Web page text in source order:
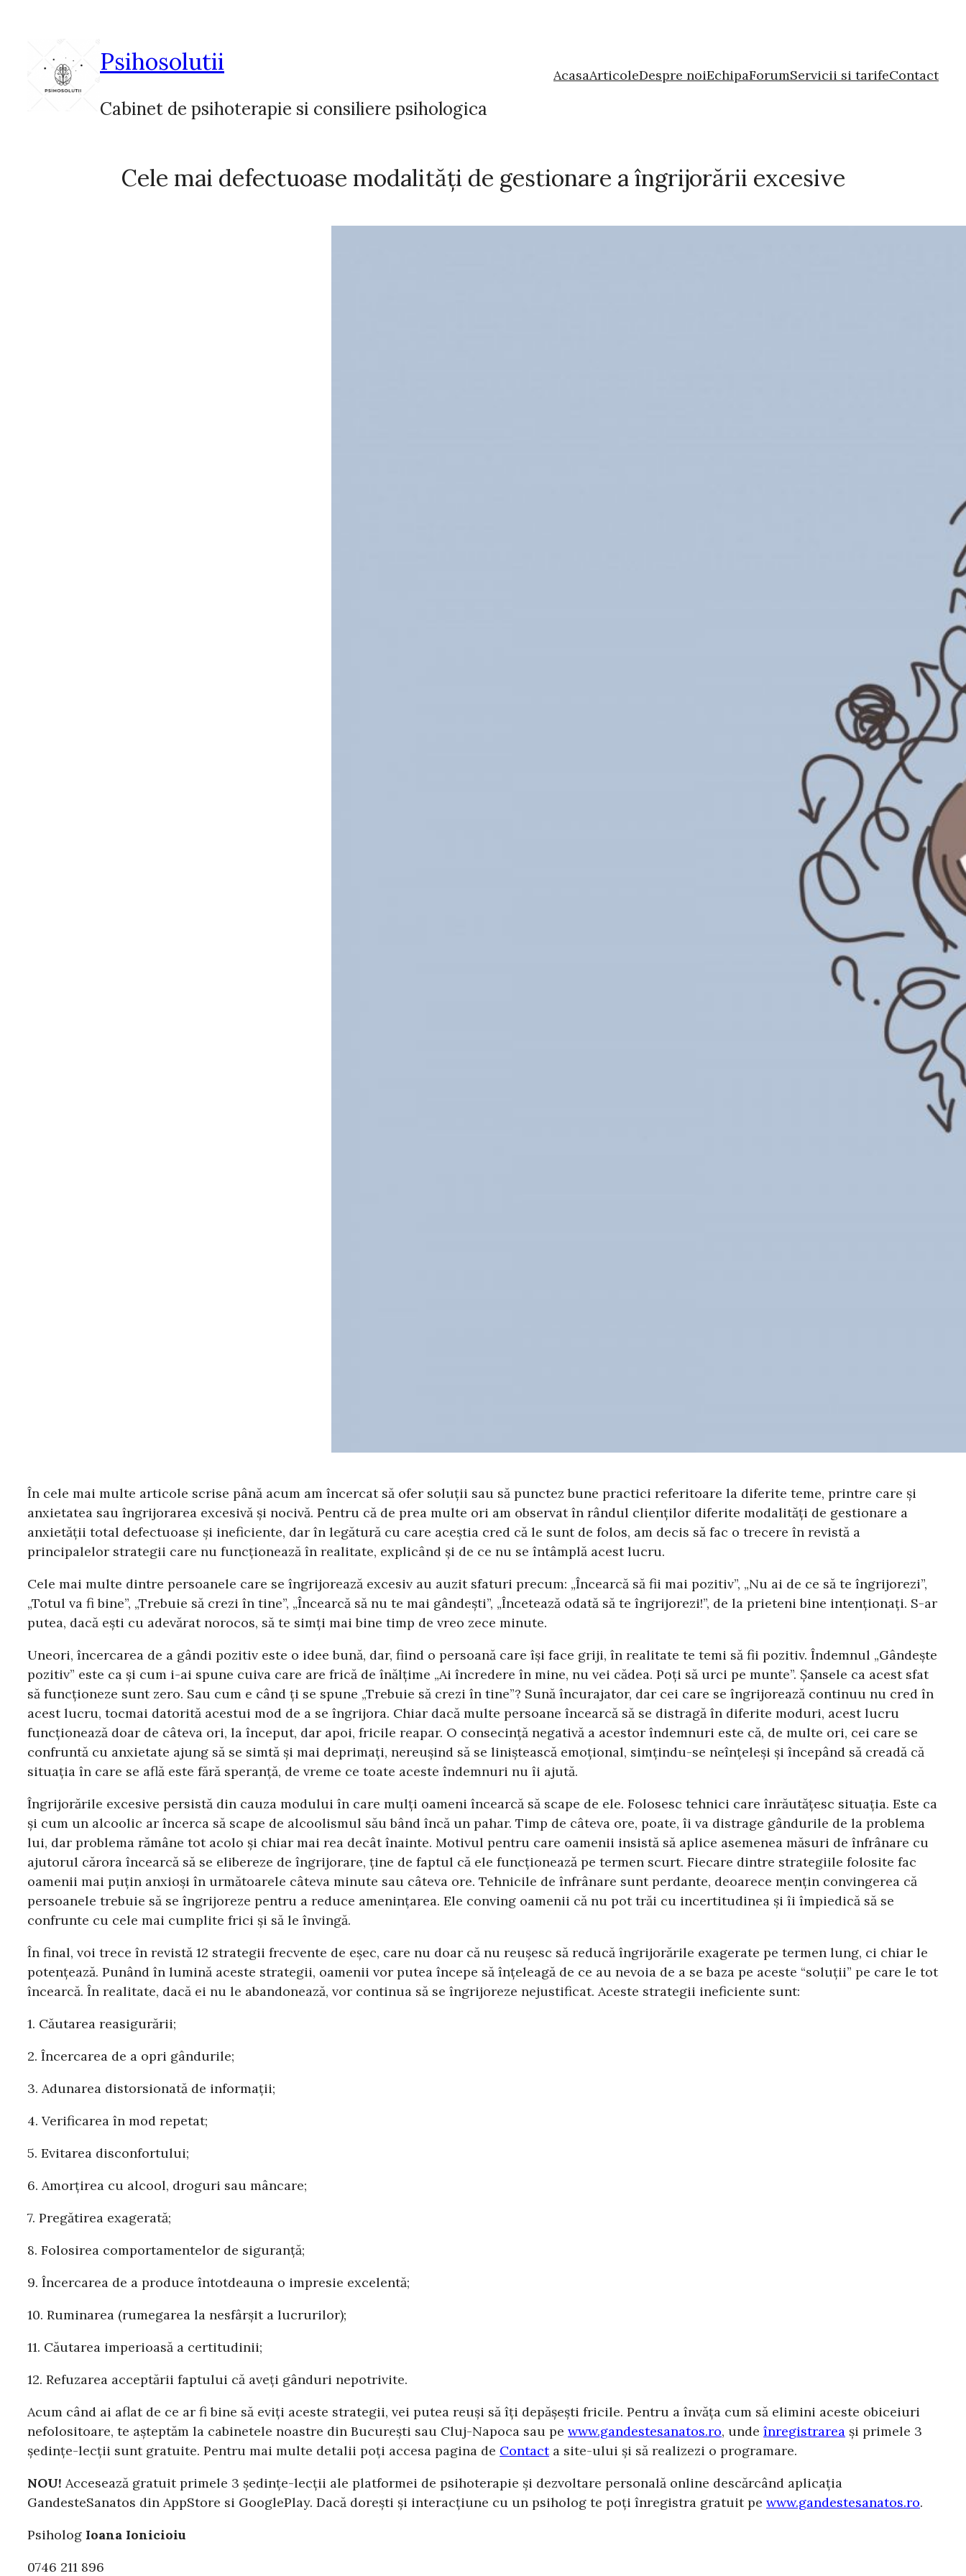
Psihosolutii
Cabinet de psihoterapie si consiliere psihologica
AcasaArticoleDespre noiEchipaForumServicii si tarifeContact
Cele mai defectuoase modalități de gestionare a îngrijorării excesive
În cele mai multe articole scrise până acum am încercat să ofer soluții sau să punctez bune practici referitoare la diferite teme, printre care și
anxietatea sau îngrijorarea excesivă și nocivă. Pentru că de prea multe ori am observat în rândul clienților diferite modalități de gestionare a
anxietății total defectuoase și ineficiente, dar în legătură cu care aceștia cred că le sunt de folos, am decis să fac o trecere în revistă a
principalelor strategii care nu funcționează în realitate, explicând și de ce nu se întâmplă acest lucru.
Cele mai multe dintre persoanele care se îngrijorează excesiv au auzit sfaturi precum: „Încearcă să fii mai pozitiv”, „Nu ai de ce să te îngrijorezi”,
„Totul va fi bine”, „Trebuie să crezi în tine”, „Încearcă să nu te mai gândești”, „Încetează odată să te îngrijorezi!”, de la prieteni bine intenționați. S-ar
putea, dacă ești cu adevărat norocos, să te simți mai bine timp de vreo zece minute.
Uneori, încercarea de a gândi pozitiv este o idee bună, dar, fiind o persoană care își face griji, în realitate te temi să fii pozitiv. Îndemnul „Gândește
pozitiv” este ca și cum i-ai spune cuiva care are frică de înălțime „Ai încredere în mine, nu vei cădea. Poți să urci pe munte”. Șansele ca acest sfat
să funcționeze sunt zero. Sau cum e când ți se spune „Trebuie să crezi în tine”? Sună încurajator, dar cei care se îngrijorează continuu nu cred în
acest lucru, tocmai datorită acestui mod de a se îngrijora. Chiar dacă multe persoane încearcă să se distragă în diferite moduri, acest lucru
funcționează doar de câteva ori, la început, dar apoi, fricile reapar. O consecință negativă a acestor îndemnuri este că, de multe ori, cei care se
confruntă cu anxietate ajung să se simtă și mai deprimați, nereușind să se liniștească emoțional, simțindu-se neînțeleși și începând să creadă că
situația în care se află este fără speranță, de vreme ce toate aceste îndemnuri nu îi ajută.
Îngrijorările excesive persistă din cauza modului în care mulți oameni încearcă să scape de ele. Folosesc tehnici care înrăutățesc situația. Este ca
și cum un alcoolic ar încerca să scape de alcoolismul său bând încă un pahar. Timp de câteva ore, poate, îi va distrage gândurile de la problema
lui, dar problema rămâne tot acolo și chiar mai rea decât înainte. Motivul pentru care oamenii insistă să aplice asemenea măsuri de înfrânare cu
ajutorul cărora încearcă să se elibereze de îngrijorare, ține de faptul că ele funcționează pe termen scurt. Fiecare dintre strategiile folosite fac
oamenii mai puțin anxioși în următoarele câteva minute sau câteva ore. Tehnicile de înfrânare sunt perdante, deoarece mențin convingerea că
persoanele trebuie să se îngrijoreze pentru a reduce amenințarea. Ele conving oamenii că nu pot trăi cu incertitudinea și îi împiedică să se
confrunte cu cele mai cumplite frici și să le învingă.
În final, voi trece în revistă 12 strategii frecvente de eșec, care nu doar că nu reușesc să reducă îngrijorările exagerate pe termen lung, ci chiar le
potențează. Punând în lumină aceste strategii, oamenii vor putea începe să înțeleagă de ce au nevoia de a se baza pe aceste “soluții” pe care le tot
încearcă. În realitate, dacă ei nu le abandonează, vor continua să se îngrijoreze nejustificat. Aceste strategii ineficiente sunt:
1. Căutarea reasigurării;
2. Încercarea de a opri gândurile;
3. Adunarea distorsionată de informații;
4. Verificarea în mod repetat;
5. Evitarea disconfortului;
6. Amorțirea cu alcool, droguri sau mâncare;
7. Pregătirea exagerată;
8. Folosirea comportamentelor de siguranță;
9. Încercarea de a produce întotdeauna o impresie excelentă;
10. Ruminarea (rumegarea la nesfârșit a lucrurilor);
11. Căutarea imperioasă a certitudinii;
12. Refuzarea acceptării faptului că aveți gânduri nepotrivite.
Acum când ai aflat de ce ar fi bine să eviți aceste strategii, vei putea reuși să îți depășești fricile. Pentru a învăța cum să elimini aceste obiceiuri
nefolositoare, te așteptăm la cabinetele noastre din București sau Cluj-Napoca sau pe www.gandestesanatos.ro, unde înregistrarea și primele 3
ședințe-lecții sunt gratuite. Pentru mai multe detalii poți accesa pagina de Contacta site-ului și să realizezi o programare.
NOU! Accesează gratuit primele 3 ședințe-lecții ale platformei de psihoterapie și dezvoltare personală online descărcând aplicația
GandesteSanatos din AppStore si GooglePlay. Dacă dorești și interacțiune cu un psiholog te poți înregistra gratuit pe www.gandestesanatos.ro.
Psiholog Ioana Ionicioiu
0746 211 896